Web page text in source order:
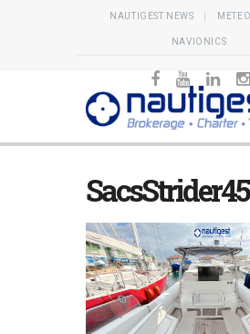
NAUTIGEST NEWS METEO
NAVIONICS